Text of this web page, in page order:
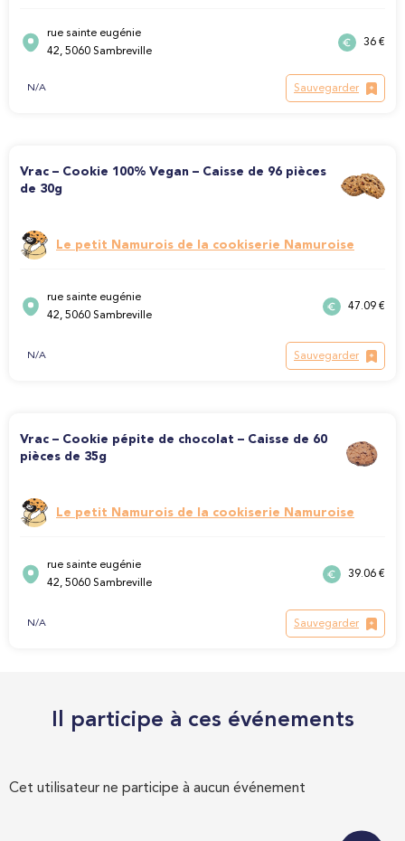
rue sainte eugénie
42, 5060 Sambreville
36 €
N/A Sauvegarder
Vrac – Cookie 100% Vegan – Caisse de 96 pièces
de 30g
Le petit Namurois de la cookiserie Namuroise
rue sainte eugénie
42, 5060 Sambreville
47.09 €
N/A Sauvegarder
Vrac – Cookie pépite de chocolat – Caisse de 60
pièces de 35g
Le petit Namurois de la cookiserie Namuroise
rue sainte eugénie
42, 5060 Sambreville
39.06 €
N/A Sauvegarder
Il participe à ces événements
Cet utilisateur ne participe à aucun événement